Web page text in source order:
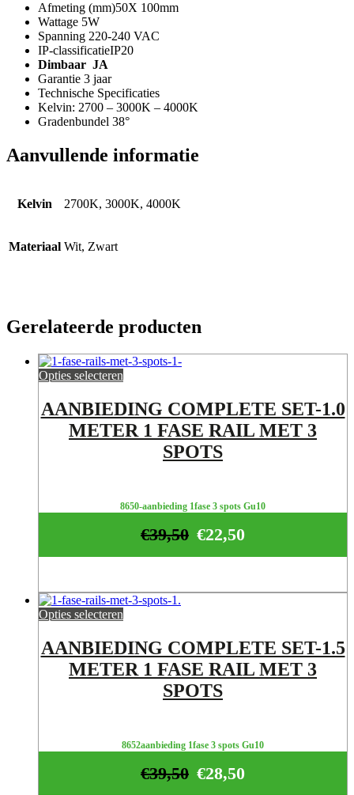
Afmeting (mm)50X 100mm
Wattage 5W
Spanning 220-240 VAC
IP-classificatieIP20
Dimbaar JA
Garantie 3 jaar
Technische Specificaties
Kelvin: 2700 – 3000K – 4000K
Gradenbundel 38°
Aanvullende informatie
Kelvin 2700K, 3000K, 4000K
Materiaal Wit, Zwart
Gerelateerde producten
Opties selecteren
AANBIEDING COMPLETE SET-1.0
METER 1 FASE RAIL MET 3
SPOTS
8650-aanbieding 1fase 3 spots Gu10
€22,50
€39,50
Opties selecteren
AANBIEDING COMPLETE SET-1.5
METER 1 FASE RAIL MET 3
SPOTS
8652aanbieding 1fase 3 spots Gu10
€28,50
€39,50